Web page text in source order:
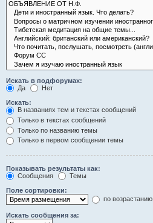
Искать в подфорумах:
Да
Нет
Искать:
В названиях тем и текстах сообщений
Только в текстах сообщений
Только по названию темы
Только в первом сообщении темы
Показывать результаты как:
Сообщения
Темы
Поле сортировки:
по возрастанию
Искать сообщения за: